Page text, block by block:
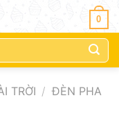
0
TRỜI / ĐÈN PHA